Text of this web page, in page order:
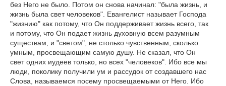
без Него не было. Потом он снова начинал: "была жизнь, и
жизнь была свет человеков". Евангелист называет Господа
"жизнию" как потому, что Он поддерживает жизнь всего, так
и потому, что Он подает жизнь духовную всем разумным
существам, и "светом", не столько чувственным, сколько
умным, просвещающим самую душу. Не сказал, что Он
свет одних иудеев только, но всех "человеков". Ибо все мы
люди, поколику получили ум и рассудок от создавшего нас
Слова, называемся посему просвещаемыми от Него. Ибо